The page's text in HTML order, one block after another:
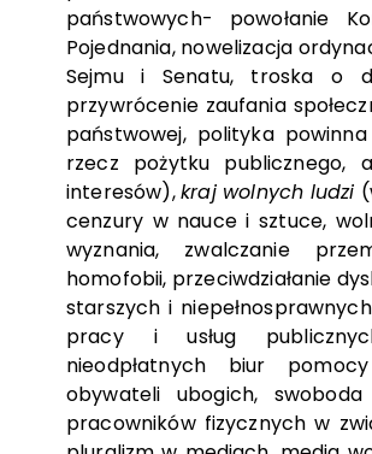
państwowych- powołanie
Pojednania, nowelizacja
Sejmu i Senatu, troska o
przywrócenie zaufania
państwowej, polityka
rzecz pożytku publicznego,
interesów),kraj wolnych ludzi
cenzury w nauce i sztuce,
wyznania, zwalczanie
homofobii, przeciwdziałanie
starszych i
pracy i usług
nieodpłatnych biur
obywateli ubogich,
pracowników fizycznych w